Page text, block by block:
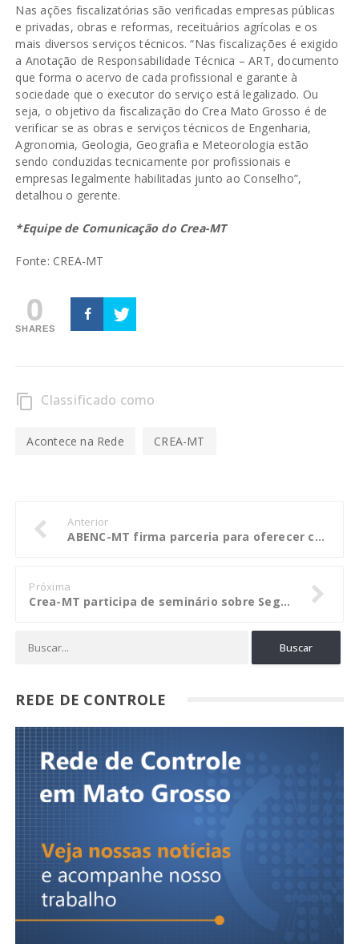
Nas ações fiscalizatórias são verificadas empresas públicas
e privadas, obras e reformas, receituários agrícolas e os
mais diversos serviços técnicos. “Nas fiscalizações é exigido
a Anotação de Responsabilidade Técnica – ART, documento
que forma o acervo de cada profissional e garante à
sociedade que o executor do serviço está legalizado. Ou
seja, o objetivo da fiscalização do Crea Mato Grosso é de
verificar se as obras e serviços técnicos de Engenharia,
Agronomia, Geologia, Geografia e Meteorologia estão
sendo conduzidas tecnicamente por profissionais e
empresas legalmente habilitadas junto ao Conselho”,
detalhou o gerente.
*Equipe de Comunicação do Crea-MT
Fonte: CREA-MT
0
SHARES
content_copy Classificado como
Acontece na Rede CREA-MT
Anterior
ABENC-MT firma parceria para oferecer capacitação a associados
Próxima
Crea-MT participa de seminário sobre Segurança e Mercado de Gás Liquefeito de Petróleo
REDE DE CONTROLE